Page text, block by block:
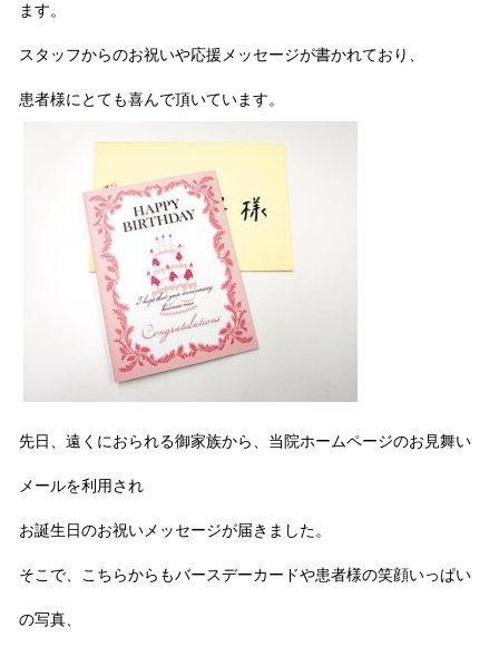
ます。
スタッフからのお祝いや応援メッセージが書かれており、
患者様にとても喜んで頂いています。
先日、遠くにおられる御家族から、当院ホームページのお見舞い
メールを利用され
お誕生日のお祝いメッセージが届きました。
そこで、こちらからもバースデーカードや患者様の笑顔いっぱい
の写真、